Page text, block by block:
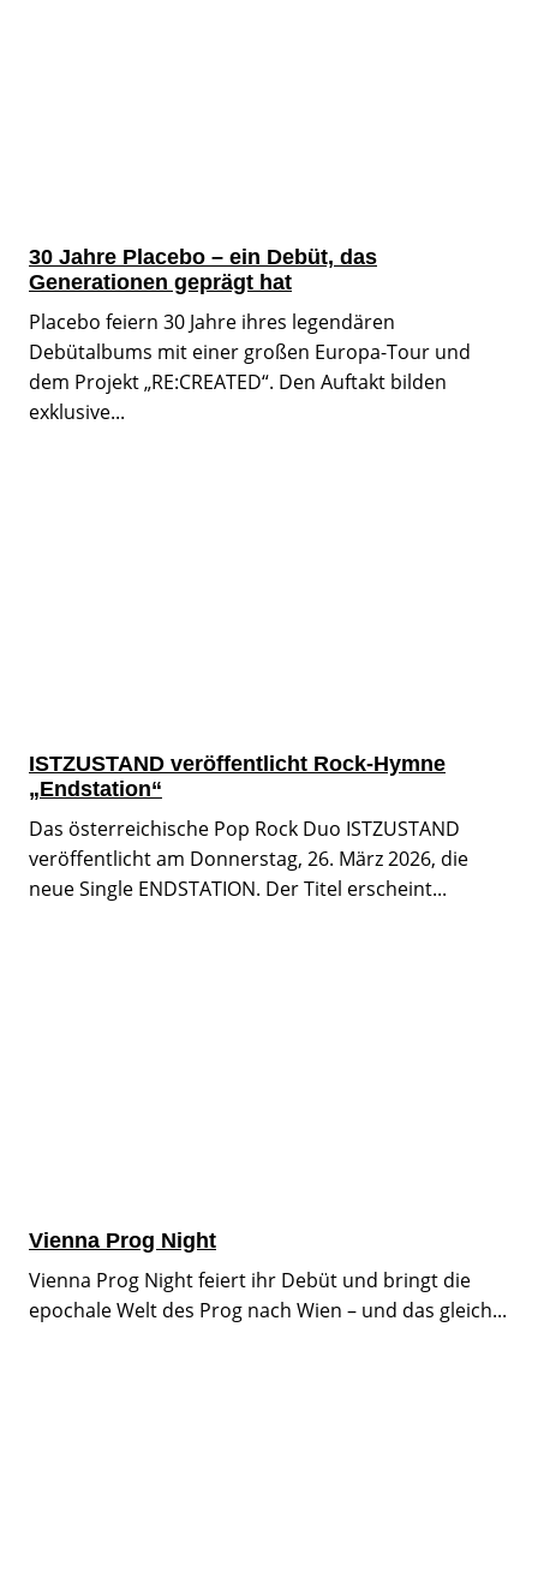
30 Jahre Placebo – ein Debüt, das
Generationen geprägt hat
Placebo feiern 30 Jahre ihres legendären
Debütalbums mit einer großen Europa-Tour und
dem Projekt „RE:CREATED“. Den Auftakt bilden
exklusive...
ISTZUSTAND veröffentlicht Rock-Hymne
„Endstation“
Das österreichische Pop Rock Duo ISTZUSTAND
veröffentlicht am Donnerstag, 26. März 2026, die
neue Single ENDSTATION. Der Titel erscheint...
Vienna Prog Night
Vienna Prog Night feiert ihr Debüt und bringt die
epochale Welt des Prog nach Wien – und das gleich...